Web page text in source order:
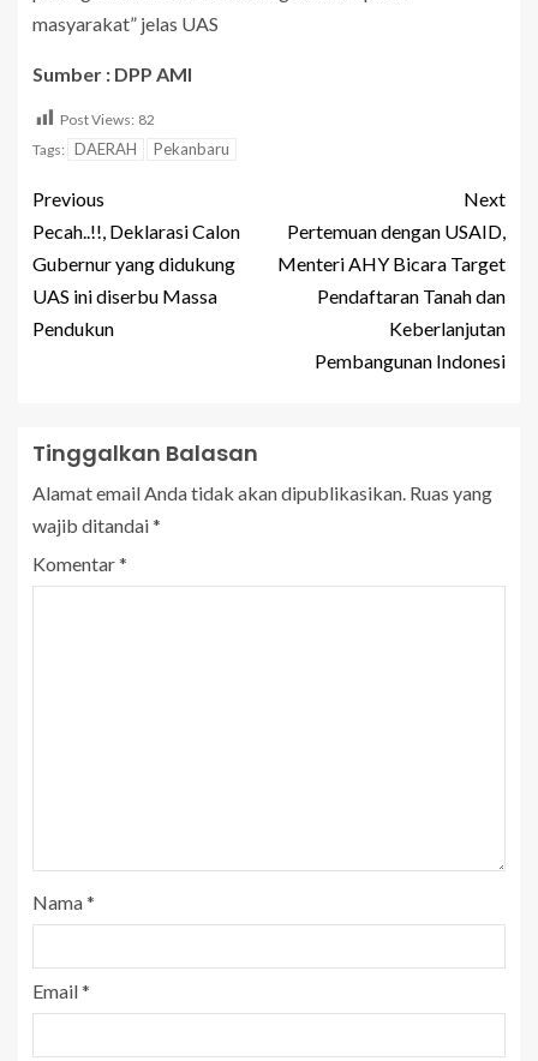
masyarakat” jelas UAS
Sumber : DPP AMI
Post Views: 82
Tags: DAERAH Pekanbaru
Previous
Pecah..!!, Deklarasi Calon
Gubernur yang didukung
UAS ini diserbu Massa
Pendukun
Next
Pertemuan dengan USAID,
Menteri AHY Bicara Target
Pendaftaran Tanah dan
Keberlanjutan
Pembangunan Indonesi
Tinggalkan Balasan
Alamat email Anda tidak akan dipublikasikan. Ruas yang
wajib ditandai*
Komentar*
Nama*
Email*